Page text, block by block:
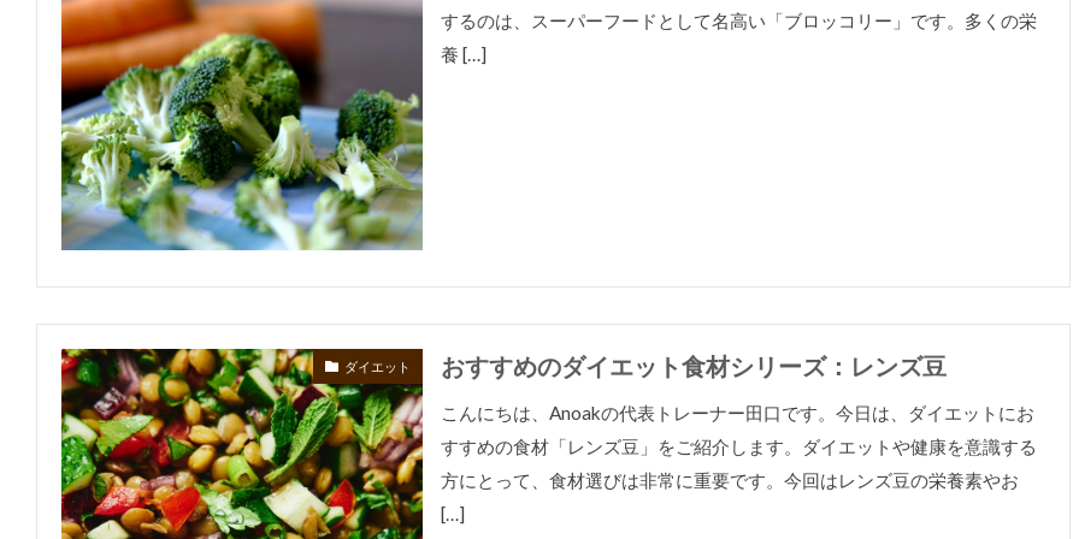
するのは、スーパーフードとして名高い「ブロッコリー」です。多くの栄
養 […]
ダイエット おすすめのダイエット食材シリーズ：レンズ豆
こんにちは、Anoakの代表トレーナー田口です。今日は、ダイエットにお
すすめの食材「レンズ豆」をご紹介します。ダイエットや健康を意識する
方にとって、食材選びは非常に重要です。今回はレンズ豆の栄養素やお
[…]